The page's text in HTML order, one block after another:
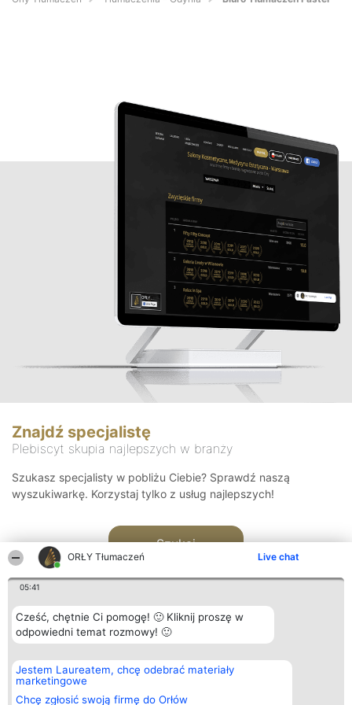
ORŁY Tłumaczeń Live chat
05:41
Cześć, chętnie Ci pomogę! 🙂 Kliknij proszę w
odpowiedni temat rozmowy! 🙂
Jestem Laureatem, chcę odebrać materiały
marketingowe
Chcę zgłosić swoją firmę do Orłów
Znajdź specjalistę
Plebiscyt skupia najlepszych w branży
Szukasz specjalisty w pobliżu Ciebie? Sprawdź naszą
wyszukiwarkę. Korzystaj tylko z usług najlepszych!
Szukaj
Organizator plebiscytu
Bright Side Solutions sp. z o.
o. sp. k.
ul. Ruska 22
Plebiscyt
Laureaci
wszystkich
Kontakt
Kontakt